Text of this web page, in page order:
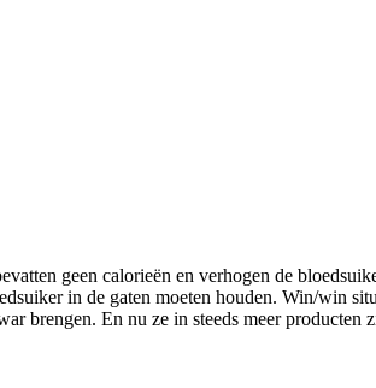
geen calorieën en verhogen de
in de gaten moeten houden. Win/win
brengen. En nu ze in steeds meer